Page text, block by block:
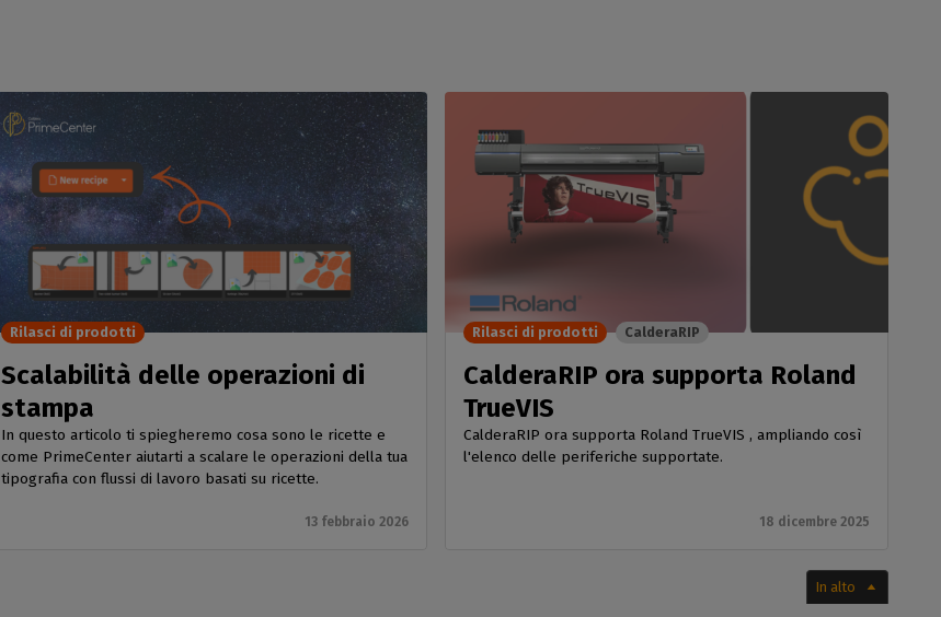
Scalabilità delle operazioni di
stampa
In questo articolo ti spiegheremo cosa sono le ricette e
come PrimeCenter aiutarti a scalare le operazioni della tua
tipografia con flussi di lavoro basati su ricette.
13 febbraio 2026
Rilasci di prodotti
CalderaRIP ora supporta Roland
TrueVIS
CalderaRIP ora supporta Roland TrueVIS , ampliando così
l'elenco delle periferiche supportate.
18 dicembre 2025
Rilasci di prodotti CalderaRIP
In alto